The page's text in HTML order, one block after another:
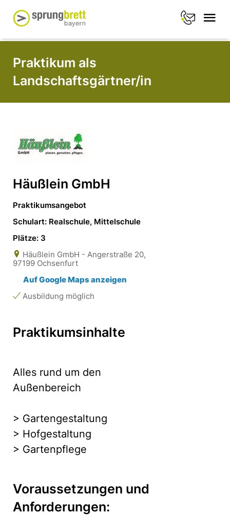
Praktikum als
Landschaftsgärtner/in
Häußlein GmbH
Praktikumsangebot
Schulart: Realschule, Mittelschule
Plätze: 3
Häußlein GmbH - Angerstraße 20,
97199 Ochsenfurt
Auf Google Maps anzeigen
Ausbildung möglich
Praktikumsinhalte
Alles rund um den
Außenbereich
> Gartengestaltung
> Hofgestaltung
> Gartenpflege
Voraussetzungen und
Anforderungen: